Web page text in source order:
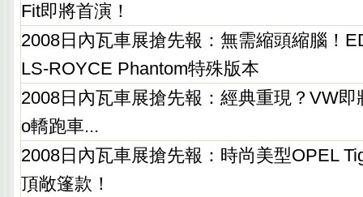
Fit即將首演！
2008日內瓦車展搶先報：無需縮頭縮腦！
LS-ROYCE Phantom特殊版本
2008日內瓦車展搶先報：經典重現？VW
o轎跑車...
2008日內瓦車展搶先報：時尚美型OPEL
頂敞篷款！